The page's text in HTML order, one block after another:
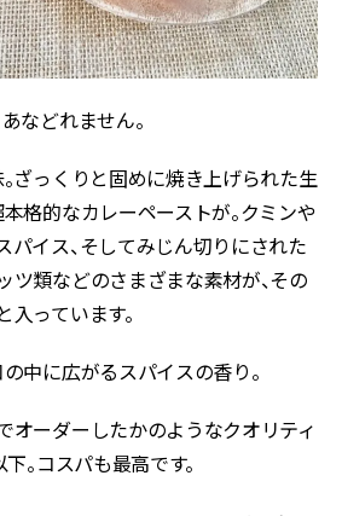
などれません。
ざっくりと固めに焼き上げられた生
格的なカレーペーストが。クミンや
パイス、そしてみじん切りにされた
ツ類などのさまざまな素材が、その
っています。
中に広がるスパイスの香り。
オーダーしたかのようなクオリティ
。コスパも最高です。